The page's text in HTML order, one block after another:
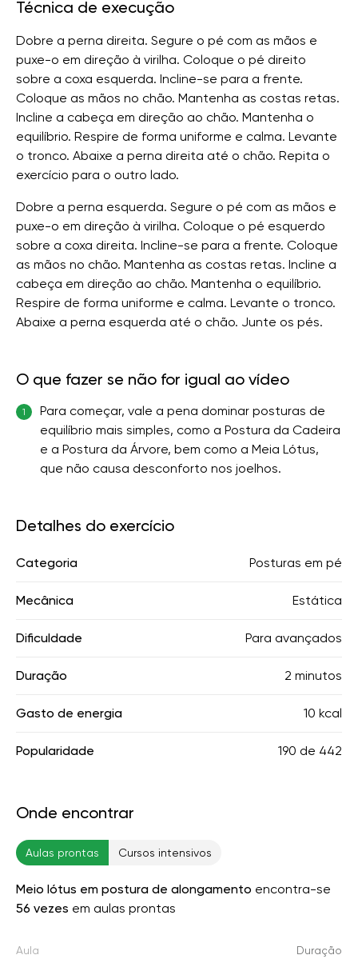
Técnica de execução
Dobre a perna direita. Segure o pé com as mãos e
puxe-o em direção à virilha. Coloque o pé direito
sobre a coxa esquerda. Incline-se para a frente.
Coloque as mãos no chão. Mantenha as costas retas.
Incline a cabeça em direção ao chão. Mantenha o
equilíbrio. Respire de forma uniforme e calma. Levante
o tronco. Abaixe a perna direita até o chão. Repita o
exercício para o outro lado.
Dobre a perna esquerda. Segure o pé com as mãos e
puxe-o em direção à virilha. Coloque o pé esquerdo
sobre a coxa direita. Incline-se para a frente. Coloque
as mãos no chão. Mantenha as costas retas. Incline a
cabeça em direção ao chão. Mantenha o equilíbrio.
Respire de forma uniforme e calma. Levante o tronco.
Abaixe a perna esquerda até o chão. Junte os pés.
O que fazer se não for igual ao vídeo
1
Para começar, vale a pena dominar posturas de
equilíbrio mais simples, como a Postura da Cadeira
e a Postura da Árvore, bem como a Meia Lótus,
que não causa desconforto nos joelhos.
Detalhes do exercício
Categoria Posturas em pé
Mecânica Estática
Dificuldade Para avançados
Duração 2 minutos
Gasto de energia 10 kcal
Popularidade 190 de 442
Onde encontrar
Aulas prontas Cursos intensivos
Meio lótus em postura de alongamento encontra-se
56 vezes em aulas prontas
Aula Duração